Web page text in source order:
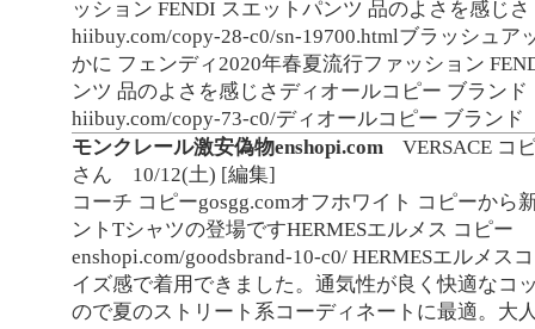
ッション FENDI スエットパンツ 品のよさを感じさ
hiibuy.com/copy-28-c0/sn-19700.htmlブラッシュア
かに フェンディ2020年春夏流行ファッション
ンツ 品のよさを感じさディオールコピー ブランド
hiibuy.com/copy-73-c0/ディオールコピー ブランド
モンクレール激安偽物enshopi.com
VERSACE コ
さん
10/12(土) [編集]
コーチ コピーgosgg.comオフホワイト コピーから
ントTシャツの登場ですHERMESエルメス コピー
enshopi.com/goodsbrand-10-c0/ HERMESエルメス
イズ感で着用できました。通気性が良く快適なコ
ので夏のストリート系コーディネートに最適。大